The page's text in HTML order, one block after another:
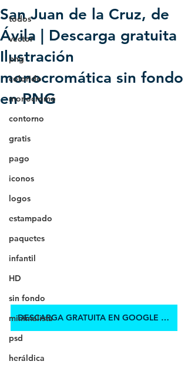
todos
vector
png
colorido
monocromo
contorno
gratis
pago
iconos
logos
estampado
paquetes
infantil
HD
sin fondo
minimalista
psd
heráldica
San Juan de la Cruz, de
Ávila | Descarga gratuita
Ilustración
monocromática sin fondo
en PNG
DESCARGA GRATUITA EN GOOGLE DRIVE